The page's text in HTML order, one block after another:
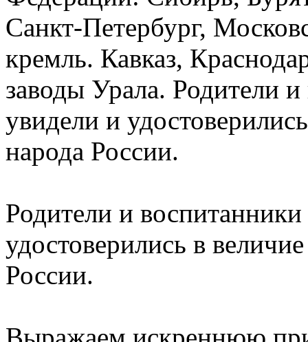
Санкт-Петербург,
кремль. Кавказ,
заводы Урала. Родители
увидели и
народа России.
Родители и
удостоверились в
России.